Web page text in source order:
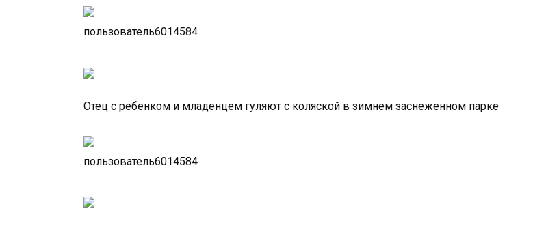
пользователь6014584
Отец с ребенком и младенцем гуляют с коляской в ​​зимнем заснеженном парке
пользователь6014584